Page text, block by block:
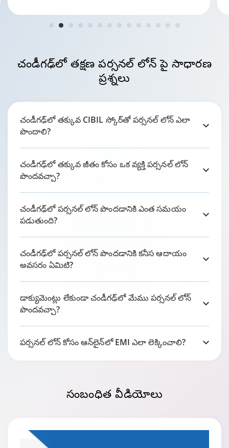
చండీగఢ్‌లోతక్షణ పర్సనల్ లోన్ పై సాధారణ
ప్రశ్నలు
చండీగఢ్‌లో తక్కువ CIBIL స్కోర్‌తో పర్సనల్ లోన్ ఎలా
పొందాలి?
చండీగఢ్‌లో తక్కువ జీతం కోసం ఒక వ్యక్తి పర్సనల్ లోన్
పొందవచ్చా?
చండీగఢ్‌లో పర్సనల్ లోన్ పొందడానికి ఎంత సమయం
పడుతుంది?
చండీగఢ్‌లో పర్సనల్ లోన్ పొందడానికి కనీస ఆదాయం
అవసరం ఏమిటి?
డాక్యుమెంట్లు లేకుండా చండీగఢ్‌లో మేము పర్సనల్ లోన్
పొందవచ్చా?
పర్సనల్ లోన్ కోసం ఆన్‌లైన్‌లో EMI ఎలా లెక్కించాలి?
సంబంధితవీడియోలు